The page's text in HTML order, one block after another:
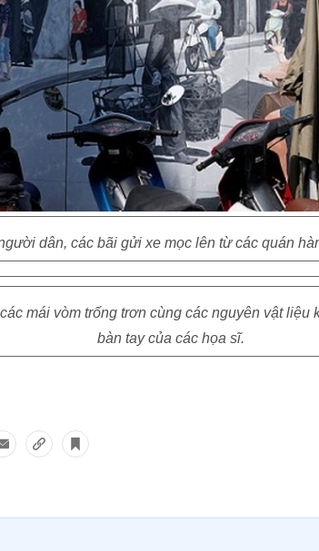
dân, các bãi gửi xe mọc lên từ các quán
mái vòm trống trơn cùng các nguyên vật liệu
bàn tay của các họa sĩ.